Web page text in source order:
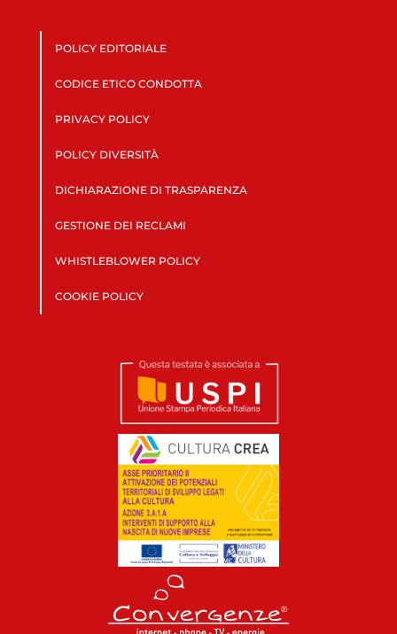
POLICY EDITORIALE
CODICE ETICO CONDOTTA
PRIVACY POLICY
POLICY DIVERSITÀ
DICHIARAZIONE DI TRASPARENZA
GESTIONE DEI RECLAMI
WHISTLEBLOWER POLICY
COOKIE POLICY